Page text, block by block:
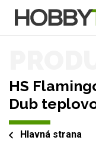
HS
Dub
Hlavná strana